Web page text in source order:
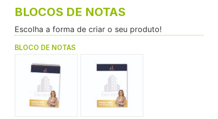
BLOCOS DE NOTAS
Escolha a forma de criar o seu produto!
BLOCO DE NOTAS